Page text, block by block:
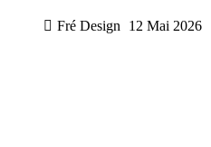
Fré Design 12 Mai 2026